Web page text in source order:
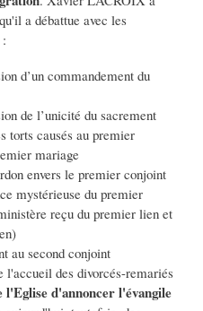
a débattue avec les
d’un commandement du
de l’unicité du sacrement
torts causés au premier
mariage
envers le premier conjoint
mystérieuse du premier
reçu du premier lien et
au second conjoint
l'accueil des divorcés-remariés
l'Eglise d'annoncer l'évangile